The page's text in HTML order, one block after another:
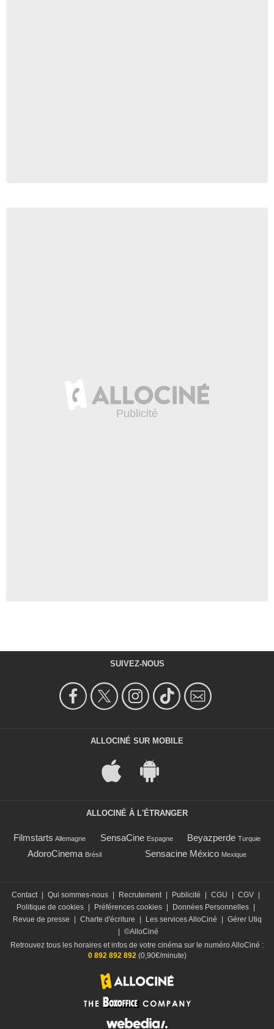
SUIVEZ-NOUS
ALLOCINÉ SUR MOBILE
ALLOCINÉ À L'ÉTRANGER
Filmstarts Allemagne SensaCine Espagne Beyazperde Turquie
AdoroCinema Brésil Sensacine México Mexique
Contact Qui sommes-nous Recrutement Publicité CGU CGV
Politique de cookies
Préférences cookies Données Personnelles
Revue de presse
Charte d'écriture Les services AlloCiné
Gérer Utiq
©AlloCiné
Retrouvez tous les horaires et infos de votre cinéma sur le numéro AlloCiné :
0 892 892 892(0,90€/minute)